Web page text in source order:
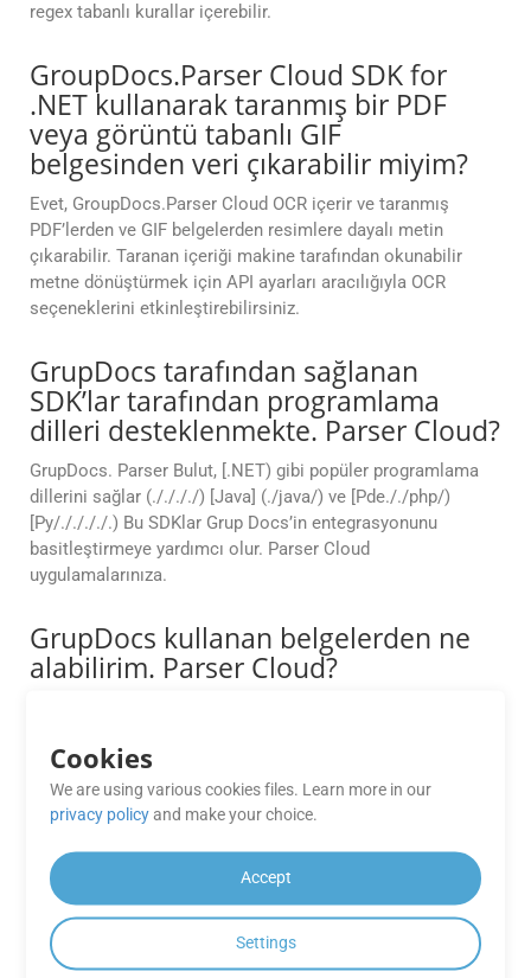
regex tabanlı kurallar içerebilir.
GroupDocs.Parser Cloud SDK for
.NET kullanarak taranmış bir PDF
veya görüntü tabanlı GIF
belgesinden veri çıkarabilir miyim?
Evet, GroupDocs.Parser Cloud OCR içerir ve taranmış
PDF’lerden ve GIF belgelerden resimlere dayalı metin
çıkarabilir. Taranan içeriği makine tarafından okunabilir
metne dönüştürmek için API ayarları aracılığıyla OCR
seçeneklerini etkinleştirebilirsiniz.
GrupDocs tarafından sağlanan
SDK’lar tarafından programlama
dilleri desteklenmekte. Parser Cloud?
GrupDocs. Parser Bulut, [.NET) gibi popüler programlama
dillerini sağlar (././././) [Java] (./java/) ve [Pde././php/)
[Py/././././.) Bu SDKlar Grup Docs’in entegrasyonunu
basitleştirmeye yardımcı olur. Parser Cloud
uygulamalarınıza.
GrupDocs kullanan belgelerden ne
alabilirim. Parser Cloud?
türlerini kopyalayabilirsiniz. Ayrıca metin analizi yapabilir,
belirli anahtar kelimeler veya desenler arayabilir ve belgeleri
farklı formatlara dönüştürebilirsiniz.
GrupDocs tarafından hangi belge
biçimleri destekleniyor. Parser
Cloud?
Cookies
We are using various cookies files. Learn more in our
privacy policyand make your choice.
Accept
Settings